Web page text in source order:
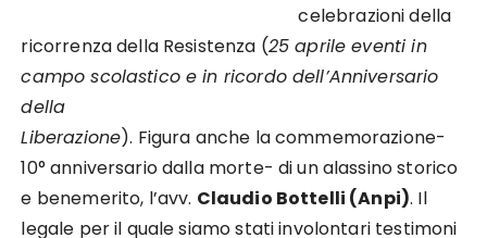
celebrazioni della
ricorrenza della Resistenza (25 aprile eventi in
campo scolastico e in ricordo dell’Anniversario
della
Liberazione). Figura anche la commemorazione-
10° anniversario dalla morte- di un alassino storico
e benemerito, l’avv. Claudio Bottelli (Anpi). Il
legale per il quale siamo stati involontari testimoni